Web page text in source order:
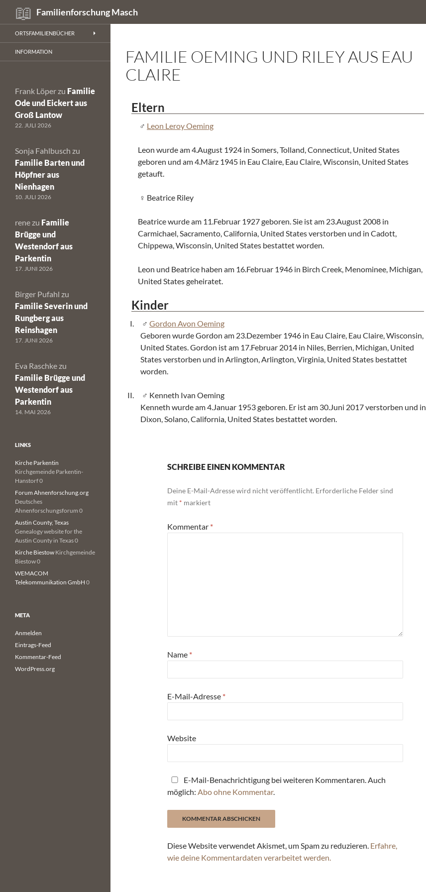
Inhalt
springen
Familienforschung Masch
Suchen
FAMILIE OEMING UND RILEY AUS EAU
CLAIRE
Eltern
Leon Leroy Oeming
Leon wurde am 4.August 1924 in Somers, Tolland, Connecticut, United States
geboren und am 4.März 1945 in Eau Claire, Eau Claire, Wisconsin, United States
getauft.
Beatrice Riley
Beatrice wurde am 11.Februar 1927 geboren. Sie ist am 23.August 2008 in
Carmichael, Sacramento, California, United States verstorben und in Cadott,
Chippewa, Wisconsin, United States bestattet worden.
Leon und Beatrice haben am 16.Februar 1946 in Birch Creek, Menominee, Michigan,
United States geheiratet.
Kinder
Gordon Avon Oeming
Geboren wurde Gordon am 23.Dezember 1946 in Eau Claire, Eau Claire, Wisconsin,
United States. Gordon ist am 17.Februar 2014 in Niles, Berrien, Michigan, United
States verstorben und in Arlington, Arlington, Virginia, United States bestattet
worden.
Kenneth Ivan Oeming
Kenneth wurde am 4.Januar 1953 geboren. Er ist am 30.Juni 2017 verstorben und in
Dixon, Solano, California, United States bestattet worden.
SCHREIBE EINEN KOMMENTAR
Deine E-Mail-Adresse wird nicht veröffentlicht. Erforderliche Felder sind
mit * markiert
Kommentar *
Name *
E-Mail-Adresse *
Website
E-Mail-Benachrichtigung bei weiteren Kommentaren. Auch
möglich: Abo ohne Kommentar.
Diese Website verwendet Akismet, um Spam zu reduzieren. Erfahre,
wie deine Kommentardaten verarbeitet werden.
ORTSFAMILIENBÜCHER
INFORMATION
Frank Löper zu Familie
Ode und Eickert aus
Groß Lantow
22. JULI 2026
Sonja Fahlbusch zu
Familie Barten und
Höpfner aus
Nienhagen
10. JULI 2026
rene zu Familie
Brügge und
Westendorf aus
Parkentin
17. JUNI 2026
Birger Pufahl zu
Familie Severin und
Rungberg aus
Reinshagen
17. JUNI 2026
Eva Raschke zu
Familie Brügge und
Westendorf aus
Parkentin
14. MAI 2026
LINKS
Kirche Parkentin
Kirchgemeinde Parkentin-
Hanstorf 0
Forum Ahnenforschung.org
Deutsches
Ahnenforschungsforum 0
Austin County, Texas
Genealogy website for the
Austin County in Texas 0
Kirche Biestow Kirchgemeinde
Biestow 0
WEMACOM
Telekommunikation GmbH 0
META
Anmelden
Eintrags-Feed
Kommentar-Feed
WordPress.org